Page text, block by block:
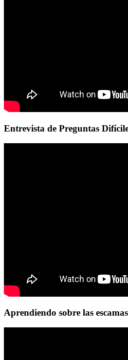
Entrevista de Preguntas
Aprendiendo sobre las